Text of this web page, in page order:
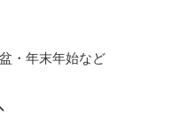
・年末年始など